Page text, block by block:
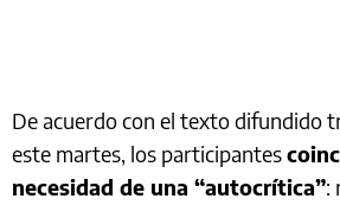
De acuerdo con el texto difundido
este martes, los participantes
necesidad de una “autocrítica”: